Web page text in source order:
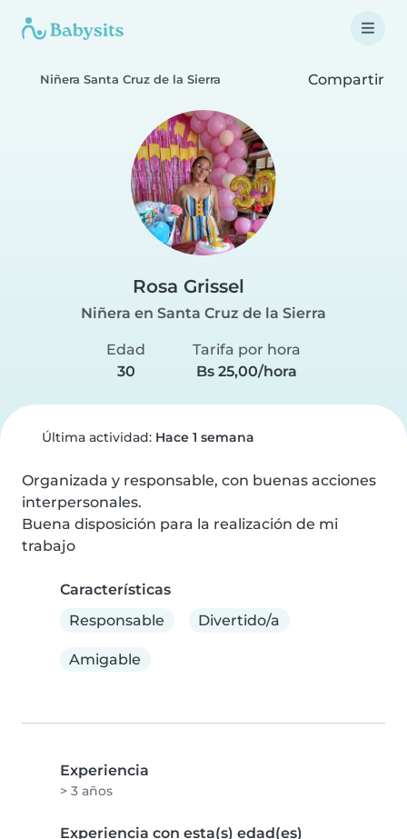
Niñera Santa Cruz de la Sierra Compartir
Rosa Grissel
Niñera en Santa Cruz de la Sierra
Edad
30
Tarifa por hora
Bs 25,00/hora
Última actividad: Hace 1 semana
Organizada y responsable, con buenas acciones
interpersonales.
Buena disposición para la realización de mi
trabajo
Características
Responsable
Divertido/a
Amigable
Experiencia
> 3 años
Experiencia con esta(s) edad(es)